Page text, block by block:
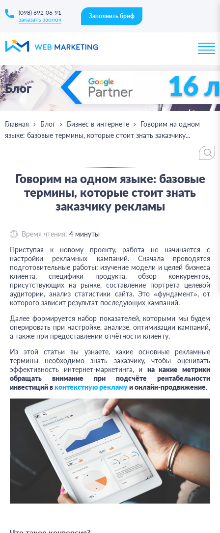
(098) 692-06-91
заказать звонок
Заполнить бриф
Блог 16
Главная Блог Бизнес в интернете
Говорим на одном
языке: базовые термины, которые стоит знать заказчику...
Говорим на одном языке: базовые
термины, которые стоит знать
заказчику рекламы
Время чтения: 4 минуты
Приступая к новому проекту, работа не начинается с
настройки рекламных кампаний. Сначала проводятся
подготовительные работы: изучение модели и целей бизнеса
клиента, специфики продукта, обзор конкурентов,
присутствующих на рынке, составление портрета целевой
аудитории, анализ статистики сайта. Это «фундамент», от
которого зависит результат последующих кампаний.
Далее формируется набор показателей, которыми мы будем
оперировать при настройке, анализе, оптимизации кампаний,
а также при предоставлении отчётности клиенту.
Из этой статьи вы узнаете, какие основные рекламные
термины необходимо знать заказчику, чтобы оценивать
эффективность интернет-маркетинга, и на какие метрики
обращать внимание при подсчёте рентабельности
инвестиций вконтекстную рекламуи онлайн-продвижение.